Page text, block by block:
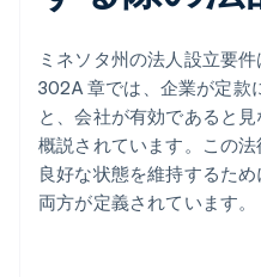
ミネソタ州の法人設立要
302A 章では、企業が定款
と、会社が有効であると
概説されています。この法
良好な状態を維持するた
両方が定義されています。